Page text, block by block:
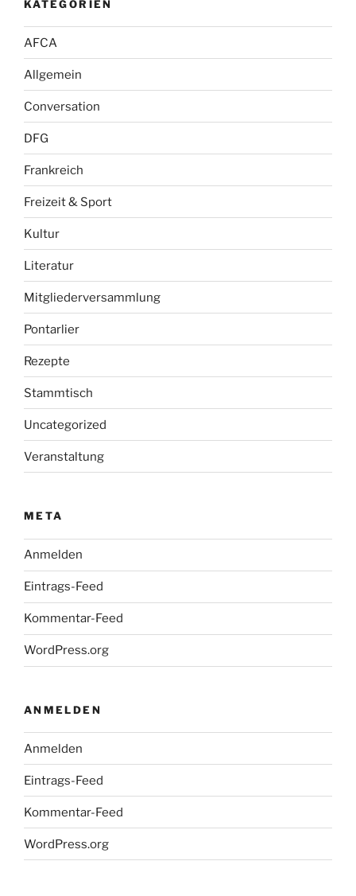
KATEGORIEN
AFCA
Allgemein
Conversation
DFG
Frankreich
Freizeit & Sport
Kultur
Literatur
Mitgliederversammlung
Pontarlier
Rezepte
Stammtisch
Uncategorized
Veranstaltung
META
Anmelden
Eintrags-Feed
Kommentar-Feed
WordPress.org
ANMELDEN
Anmelden
Eintrags-Feed
Kommentar-Feed
WordPress.org